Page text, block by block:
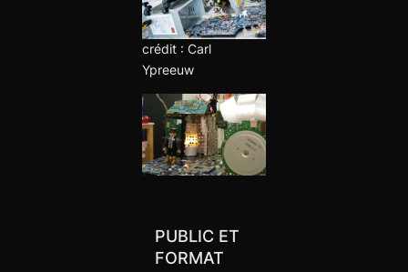
crédit : Carl
Ypreeuw
PUBLIC ET
FORMAT